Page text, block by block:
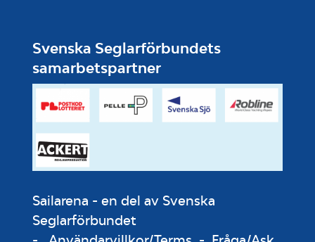
Svenska Seglarförbundets
samarbetspartner
Sailarena - en del av Svenska
Seglarförbundet